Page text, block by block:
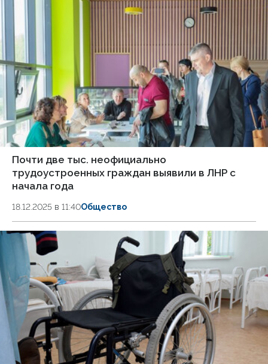
Почти две тыс. неофициально
трудоустроенных граждан выявили в ЛНР с
начала года
18.12.2025 в 11:40Общество